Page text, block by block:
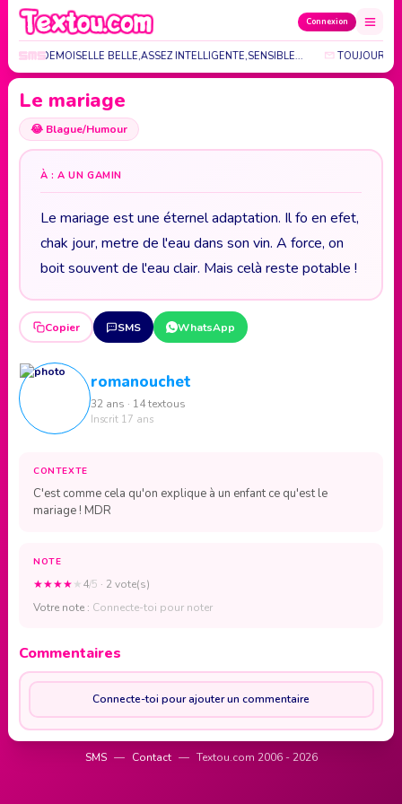
Connexion
JEUNE DEMOISELLE BELLE,ASSEZ INTELLIGENTE,SENSIBLE... TOUJOUR-
Le mariage
😂 Blague/Humour
À : A UN GAMIN
Le mariage est une éternel adaptation. Il fo en efet,
chak jour, metre de l'eau dans son vin. A force, on
boit souvent de l'eau clair. Mais celà reste potable !
Copier SMS WhatsApp
romanouchet
32 ans · 14 textous
Inscrit 17 ans
CONTEXTE
C'est comme cela qu'on explique à un enfant ce qu'est le
mariage ! MDR
NOTE
★★★★★4/5 · 2 vote(s)
Votre note : Connecte-toi pour noter
Commentaires
Connecte-toi pour ajouter un commentaire
SMS — Contact — Textou.com 2006 - 2026